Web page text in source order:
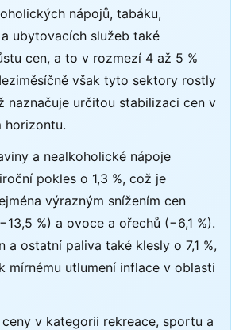
nápojů, tabáku,
ubytovacích služeb také
cen, a to v rozmezí 4 až 5 %
však tyto sektory rostly
naznačuje určitou stabilizaci cen v
horizontu.
a nealkoholické nápoje
pokles o 1,3 %, což je
výrazným snížením cen
%) a ovoce a ořechů (−6,1 %).
a ostatní paliva také klesly o 7,1 %,
mírnému utlumení inflace v oblasti
ceny v kategorii rekreace, sportu a